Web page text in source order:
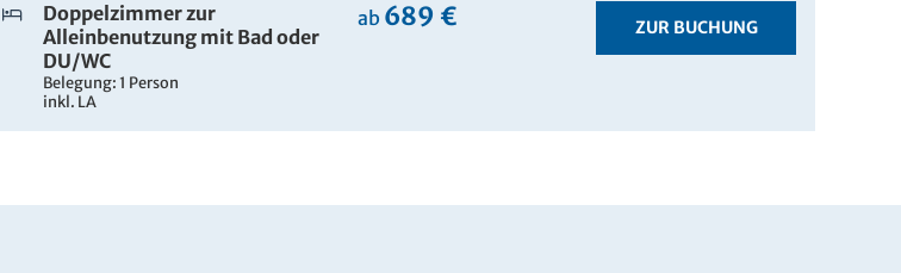
Doppelzimmer zur
Alleinbenutzung mit Bad oder
DU/WC
Belegung: 1 Person
inkl. LA
ab 689 € ZUR BUCHUNG